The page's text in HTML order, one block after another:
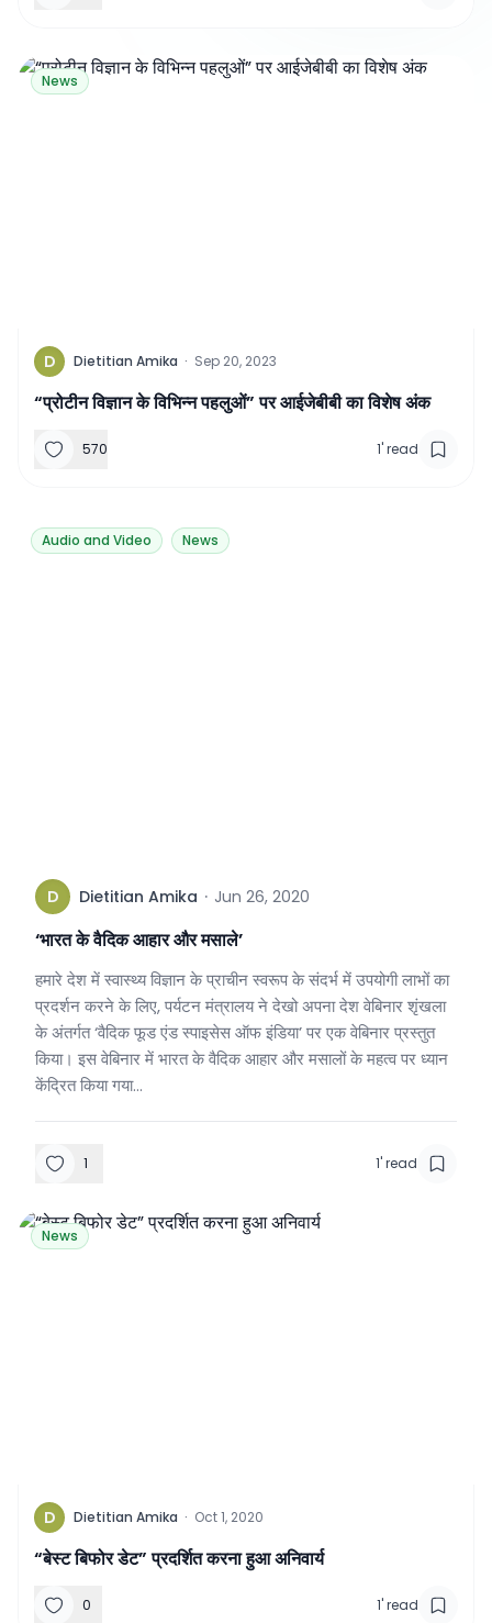
News
D Dietitian Amika · Sep 20, 2023
“प्रोटीन विज्ञान के विभिन्न पहलुओं” पर आईजेबीबी का विशेष अंक
570 1'read
Audio and Video News
D Dietitian Amika · Jun 26, 2020
‘भारत के वैदिक आहार और मसाले’
हमारे देश में स्वास्थ्य विज्ञान के प्राचीन स्वरूप के संदर्भ में उपयोगी लाभों का
प्रदर्शन करने के लिए, पर्यटन मंत्रालय ने देखो अपना देश वेबिनार शृंखला
के अंतर्गत ‘वैदिक फूड एंड स्पाइसेस ऑफ इंडिया’ पर एक वेबिनार प्रस्तुत
किया। इस वेबिनार में भारत के वैदिक आहार और मसालों के महत्व पर ध्यान
केंद्रित किया गया…
1 1'read
News
D Dietitian Amika · Oct 1, 2020
“बेस्ट बिफोर डेट” प्रदर्शित करना हुआ अनिवार्य
0 1'read